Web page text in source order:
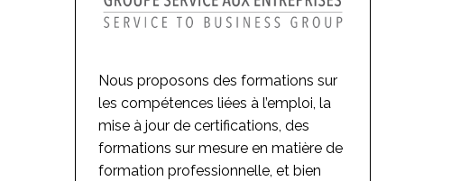
Nous proposons des formations sur
les compétences liées à l’emploi, la
mise à jour de certifications, des
formations sur mesure en matière de
formation professionnelle, et bien